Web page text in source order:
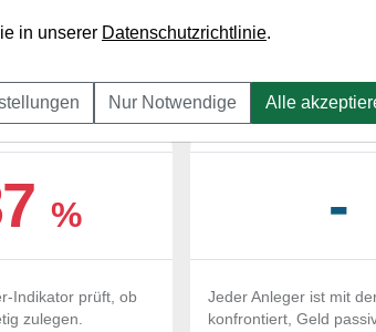
und Liegenlassen geeignet?
%
Indikator prüft, ob
zulegen.
-
Jeder Anleger ist mit
konfrontiert, Geld
in unserer Datenschutzrichtlinie.
Nur Notwendige Alle